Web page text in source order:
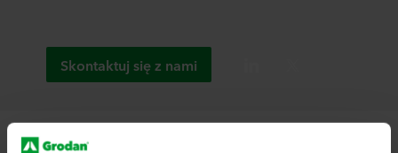
Skontaktuj się z nami